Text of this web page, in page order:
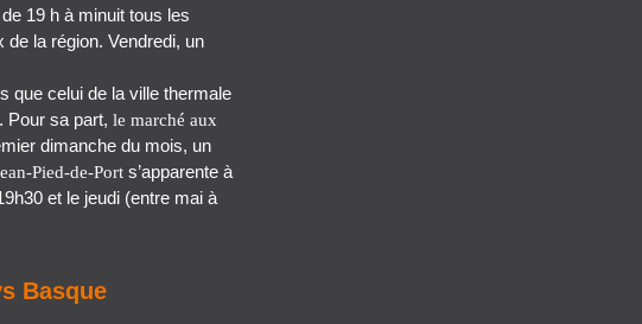
19 h à minuit tous les
de la région. Vendredi, un
que celui de la ville thermale
Pour sa part,le marché aux
dimanche du mois, un
Pied-de-Port s’apparente à
et le jeudi (entre mai à
Basque